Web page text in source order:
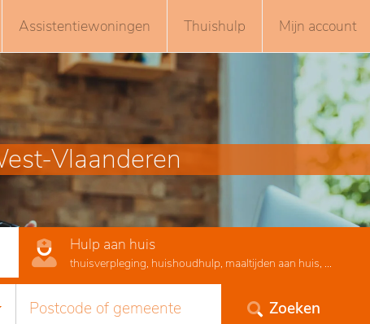
Assistentiewoningen Thuishulp Mijn account
Vlaanderen
Hulp aan huis
thuisverpleging, huishoudhulp, maaltijden aan huis, ...
Zoeken